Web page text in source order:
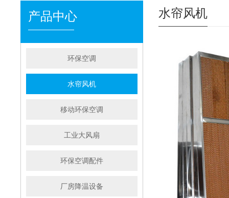
产品中心
环保空调
水帘风机
移动环保空调
工业大风扇
环保空调配件
厂房降温设备
水帘风机